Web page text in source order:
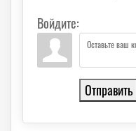
Войдите:
Отправить